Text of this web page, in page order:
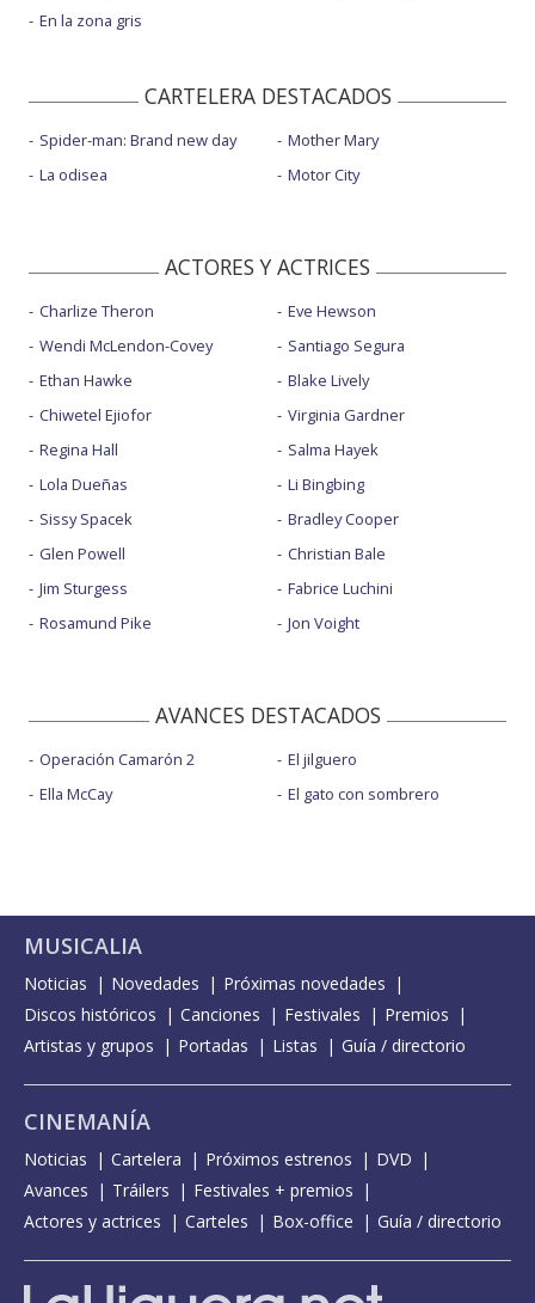
En la zona gris
CARTELERA DESTACADOS
Spider-man: Brand new day
La odisea
Mother Mary
Motor City
ACTORES Y ACTRICES
Charlize Theron
Wendi McLendon-Covey
Ethan Hawke
Chiwetel Ejiofor
Regina Hall
Lola Dueñas
Sissy Spacek
Glen Powell
Jim Sturgess
Rosamund Pike
Eve Hewson
Santiago Segura
Blake Lively
Virginia Gardner
Salma Hayek
Li Bingbing
Bradley Cooper
Christian Bale
Fabrice Luchini
Jon Voight
AVANCES DESTACADOS
Operación Camarón 2
Ella McCay
El jilguero
El gato con sombrero
MUSICALIA
Noticias Novedades
Próximas novedades
Discos históricos
Canciones Festivales
Premios
Artistas y grupos
Portadas Listas Guía / directorio
CINEMANÍA
Noticias Cartelera Próximos estrenos
DVD
Avances
Tráilers
Festivales + premios
Actores y actrices
Carteles Box-office Guía / directorio